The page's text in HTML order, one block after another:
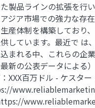
製品ラインの拡張を行
ジア市場での強力な存
産体制を構築しており
しています。最近で は
まれる中、これらの企
新の公表データによる
XXX百万ドル - ケスタ